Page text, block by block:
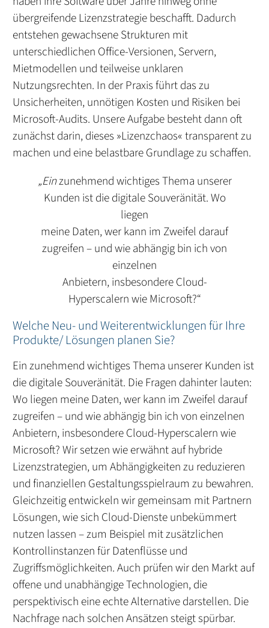
übergreifende Lizenzstrategie beschafft. Dadurch
entstehen gewachsene Strukturen mit
unterschiedlichen Office-Versionen, Servern,
Mietmodellen und teilweise unklaren
Nutzungsrechten. In der Praxis führt das zu
Unsicherheiten, unnötigen Kosten und Risiken bei
Microsoft-Audits. Unsere Aufgabe besteht dann oft
zunächst darin, dieses »Lizenzchaos« transparent zu
machen und eine belastbare Grundlage zu schaffen.
„Einzunehmend wichtiges Thema unserer
Kunden ist die digitale Souveränität. Wo
liegen
meine Daten, wer kann im Zweifel darauf
zugreifen – und wie abhängig bin ich von
einzelnen
Anbietern, insbesondere Cloud-
Hyperscalern wie Microsoft?“
Welche Neu- und Weiterentwicklungen für Ihre
Produkte/ Lösungen planen Sie?
Ein zunehmend wichtiges Thema unserer Kunden ist
die digitale Souveränität. Die Fragen dahinter lauten:
Wo liegen meine Daten, wer kann im Zweifel darauf
zugreifen – und wie abhängig bin ich von einzelnen
Anbietern, insbesondere Cloud-Hyperscalern wie
Microsoft? Wir setzen wie erwähnt auf hybride
Lizenzstrategien, um Abhängigkeiten zu reduzieren
und finanziellen Gestaltungsspielraum zu bewahren.
Gleichzeitig entwickeln wir gemeinsam mit Partnern
Lösungen, wie sich Cloud-Dienste unbekümmert
nutzen lassen – zum Beispiel mit zusätzlichen
Kontrollinstanzen für Datenflüsse und
Zugriffsmöglichkeiten. Auch prüfen wir den Markt auf
offene und unabhängige Technologien, die
perspektivisch eine echte Alternative darstellen. Die
Nachfrage nach solchen Ansätzen steigt spürbar.